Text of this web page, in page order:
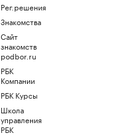
Рег.решения
Знакомства
Сайт
знакомств
podbor.ru
РБК
Компании
РБК Курсы
Школа
управления
РБК